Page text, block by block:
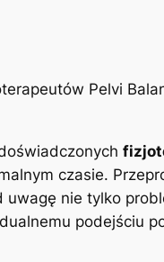
czasie.
uwagę nie tylko
podejściu